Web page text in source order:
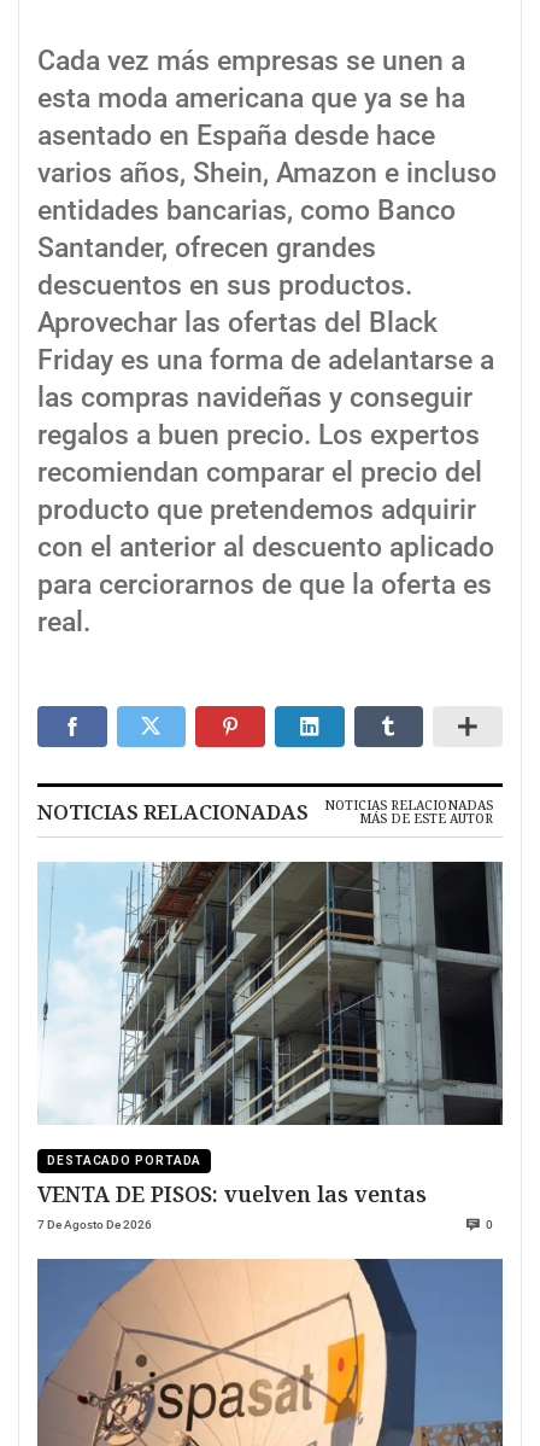
Cada vez más empresas se unen a
esta moda americana que ya se ha
asentado en España desde hace
varios años, Shein, Amazon e incluso
entidades bancarias, como Banco
Santander, ofrecen grandes
descuentos en sus productos.
Aprovechar las ofertas del Black
Friday es una forma de adelantarse a
las compras navideñas y conseguir
regalos a buen precio. Los expertos
recomiendan comparar el precio del
producto que pretendemos adquirir
con el anterior al descuento aplicado
para cerciorarnos de que la oferta es
real.
NOTICIAS RELACIONADAS NOTICIAS RELACIONADAS
MÁS DE ESTE AUTOR
DESTACADO PORTADA
VENTA DE PISOS: vuelven las ventas
7 De Agosto De 2026 0